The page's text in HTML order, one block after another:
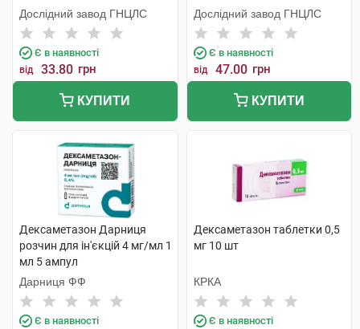
Дослідний завод ГНЦЛС
Є в наявності
від 33.80 грн
КУПИТИ
Дослідний завод ГНЦЛС
Є в наявності
від 47.00 грн
КУПИТИ
Дексаметазон Дарниця
розчин для ін'єкцій 4 мг/мл 1
мл 5 ампул
Дарниця ФФ
Є в наявності
Дексаметазон таблетки 0,5
мг 10 шт
КРКА
Є в наявності